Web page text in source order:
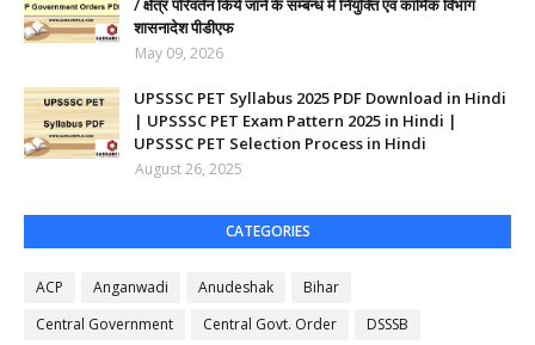
/ क्षेत्र परिवर्तन किये जाने के सम्बन्ध में नियुक्ति एवं कार्मिक विभाग
शासनादेश पीडीएफ
May 09, 2026
UPSSSC PET Syllabus 2025 PDF Download in Hindi
| UPSSSC PET Exam Pattern 2025 in Hindi |
UPSSSC PET Selection Process in Hindi
August 26, 2025
CATEGORIES
ACP Anganwadi Anudeshak
Bihar
Central Government
Central Govt. Order
DSSSB